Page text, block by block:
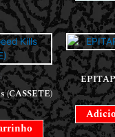
(CASSETE)